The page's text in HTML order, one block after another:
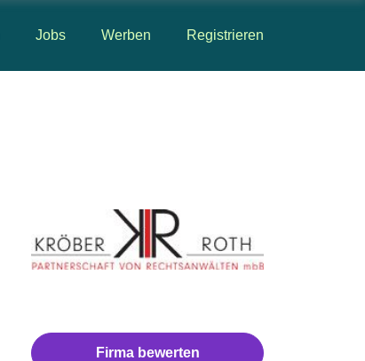
Jobs Werben Registrieren
Firma bewerten